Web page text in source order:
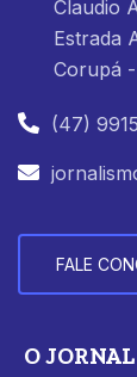
Claudio
Estrada
Corupá
(47)
FALE
O JORNAL